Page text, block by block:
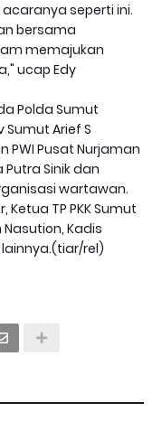
seperti ini.
bersama
memajukan
ucap Edy
Polda Sumut
Sumut Arief S
PWI Pusat Nurjaman
Sinik dan
wartawan.
TP PKK Sumut
Nasution, Kadis
rel)